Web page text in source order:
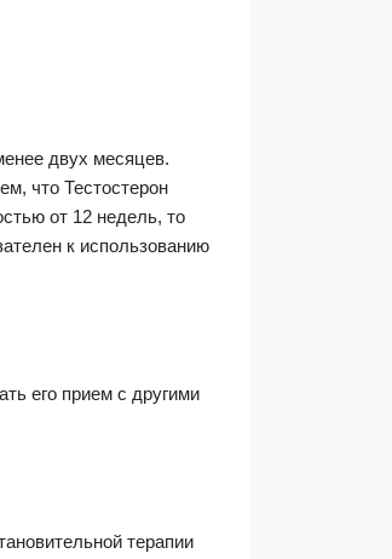
двух месяцев.
что Тестостерон
от 12 недель, то
к использованию
его прием с другими
терапии